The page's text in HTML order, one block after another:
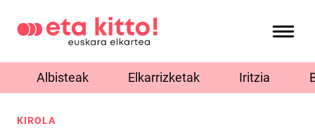
Albisteak Elkarrizketak Iritzia
KIROLA